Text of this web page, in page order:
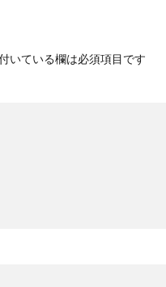
いている欄は必須項目です